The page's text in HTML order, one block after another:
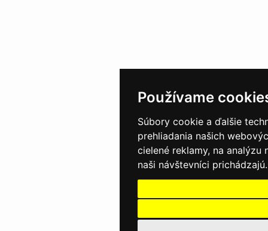
Používame
Súbory cookie a ďalšie
prehliadania našich
cielené reklamy, na
naši návštevníci prichádzajú.